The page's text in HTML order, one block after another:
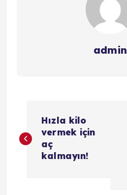
admin
a
Hızla kilo
vermek için
aç
kalmayın!